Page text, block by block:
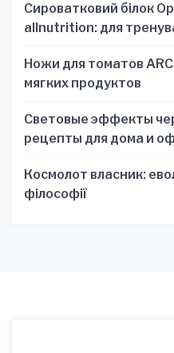
Сироватковий білок
allnutrition: для
Ножи для томатов
мягких продуктов
Световые эффекты
рецепты для дома и
Космолот власник:
філософії